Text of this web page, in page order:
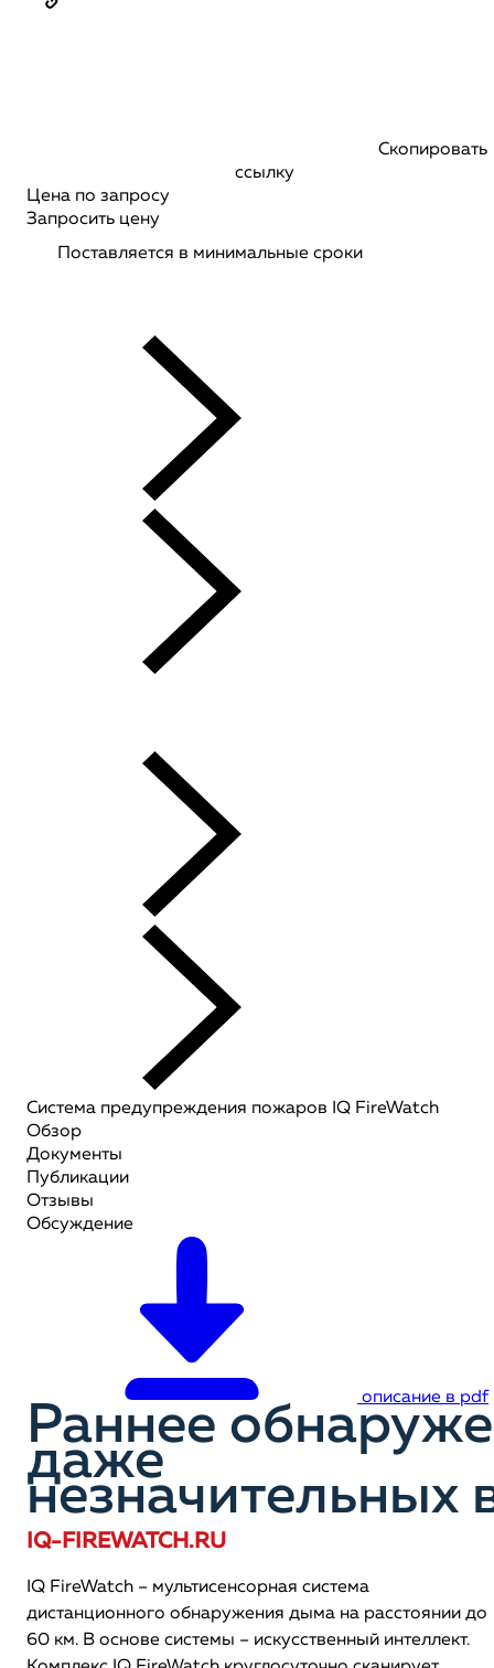
Скопировать
ссылку
Цена по запросу
Запросить цену
Поставляется в минимальные сроки
Система предупреждения пожаров IQ FireWatch
Обзор
Документы
Публикации
Отзывы
Обсуждение
описание в pdf
Раннее
даже
незначительных
IQ-FIREWATCH.RU
IQ FireWatch – мультисенсорная система
дистанционного обнаружения дыма на расстоянии до
60 км. В основе системы – искусственный интеллект.